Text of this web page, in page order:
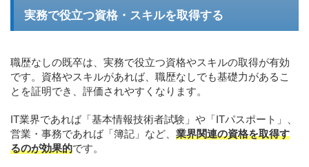
実務で役立つ資格・スキルを取得する
職歴なしの既卒は、実務で役立つ資格やスキルの取得が有効
です。資格やスキルがあれば、職歴なしでも基礎力があるこ
とを証明でき、評価されやすくなります。
IT業界であれば「基本情報技術者試験」や「ITパスポート」、
営業・事務であれば「簿記」など、 業界関連の資格を取得す
るのが効果的です。